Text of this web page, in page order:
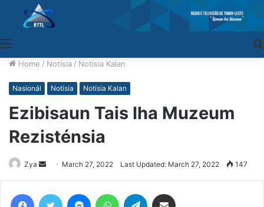
Home / Notísia / Notísia Kalan
Nasionál Notísia Notísia Kalan
Ezibisaun Tais Iha Muzeum
Rezisténsia
Zya
Send
an
email
March 27, 2022 Last Updated: March 27, 2022 147